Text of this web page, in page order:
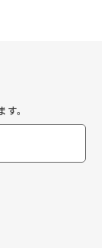
。